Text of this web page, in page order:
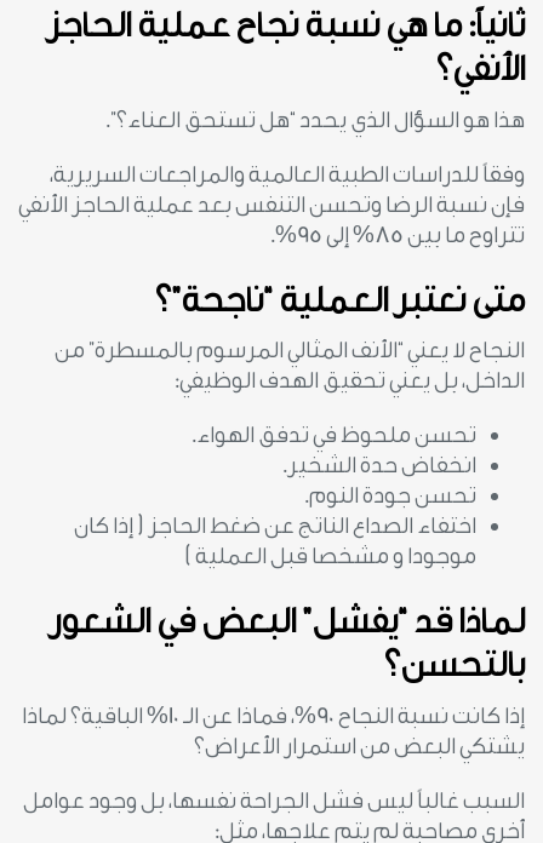
ثانياً: ما هي نسبة نجاح عملية الحاجز
الأنفي؟
هذا هو السؤال الذي يحدد “هل تستحق العناء؟”.
وفقاً للدراسات الطبية العالمية والمراجعات السريرية،
فإن نسبة الرضا وتحسن التنفس بعد عملية الحاجز الأنفي
تتراوح ما بين 85% إلى 95%.
متى نعتبر العملية “ناجحة”؟
النجاح لا يعني “الأنف المثالي المرسوم بالمسطرة” من
الداخل، بل يعني تحقيق الهدف الوظيفي:
تحسن ملحوظ في تدفق الهواء.
انخفاض حدة الشخير.
تحسن جودة النوم.
اختفاء الصداع الناتج عن ضغط الحاجز ( إذا كان
موجودا و مشخصا قبل العملية )
لماذا قد “يفشل” البعض في الشعور
بالتحسن؟
إذا كانت نسبة النجاح 90%، فماذا عن الـ 10% الباقية؟ لماذا
يشتكي البعض من استمرار الأعراض؟
السبب غالباً ليس فشل الجراحة نفسها، بل وجود عوامل
أخرى مصاحبة لم يتم علاجها، مثل: